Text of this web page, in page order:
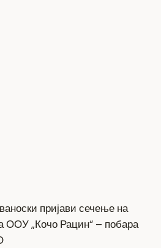
пријави сечење на
ООУ „Кочо Рацин“ – побара